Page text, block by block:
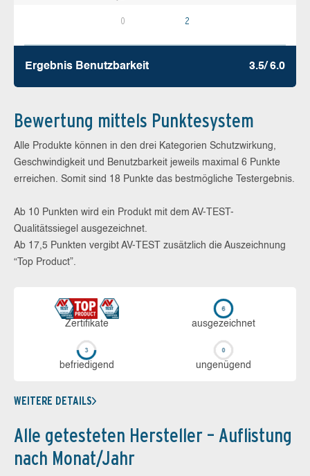
0 2
Ergebnis Benutz­barkeit 3.5/ 6.0
Bewertung mittels Punktesystem
Alle Produkte können in den drei Kategorien Schutzwirkung,
Geschwindigkeit und Benutzbarkeit jeweils maximal 6 Punkte
erreichen. Somit sind 18 Punkte das bestmögliche Testergebnis.
Ab 10 Punkten wird ein Produkt mit dem AV-TEST-
Qualitätssiegel ausgezeichnet.
Ab 17,5 Punkten vergibt AV-TEST zusätzlich die Auszeichnung
“Top Product”.
Zerti­fikate aus­ge­zeich­net
be­frie­di­gend un­ge­nü­gend
WEITERE DETAILS
Alle getesteten Hersteller – Auflistung
nach Monat/Jahr